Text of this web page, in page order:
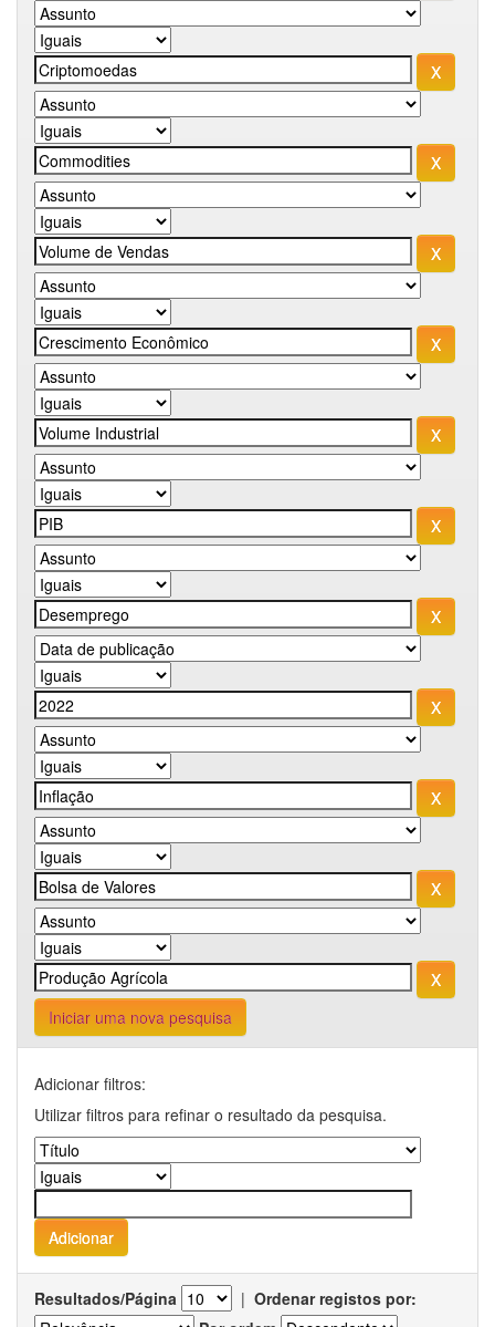
Iniciar uma nova pesquisa
Adicionar filtros:
Utilizar filtros para refinar o resultado da pesquisa.
Resultados/Página | Ordenar registos por: